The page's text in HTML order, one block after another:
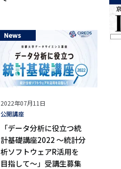
News
公
開
日
2022年07月11日
タ
グ
公開講座
「データ分析に役立つ統
計基礎講座2022 ～統計分
析ソフトウェアR活用を
目指して～」受講生募集